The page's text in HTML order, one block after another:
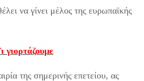
να γίνει μέλος της ευρωπαϊκής
της σημερινής επετείου, ας